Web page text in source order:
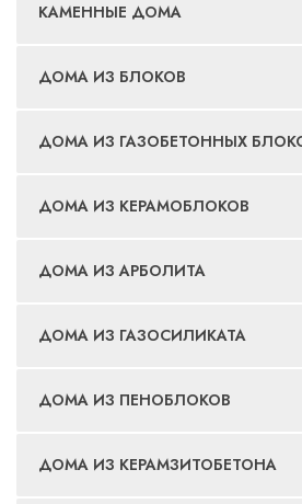
КАМЕННЫЕ ДОМА
ДОМА ИЗ БЛОКОВ
ДОМА ИЗ ГАЗОБЕТОННЫХ
ДОМА ИЗ КЕРАМОБЛОКОВ
ДОМА ИЗ АРБОЛИТА
ДОМА ИЗ ГАЗОСИЛИКАТА
ДОМА ИЗ ПЕНОБЛОКОВ
ДОМА ИЗ КЕРАМЗИТОБЕТОНА